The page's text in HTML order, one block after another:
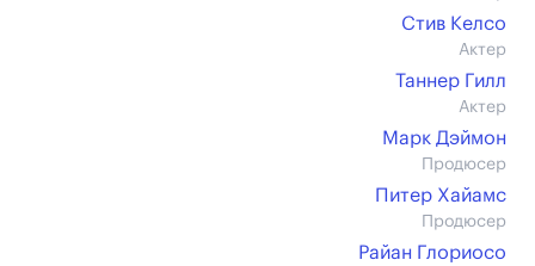
Стив Келсо
Актер
Таннер Гилл
Актер
Марк Дэймон
Продюсер
Питер Хайамс
Продюсер
Райан Глориосо